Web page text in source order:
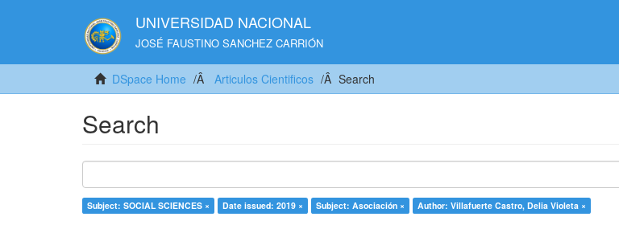
UNIVERSIDAD NACIONAL
JOSÉ FAUSTINO SANCHEZ CARRIÓN
DSpace Home Articulos Cientificos Search
Search
Subject: SOCIAL SCIENCES × Date issued: 2019 × Subject: Asociación × Author: Villafuerte Castro, Delia Violeta ×